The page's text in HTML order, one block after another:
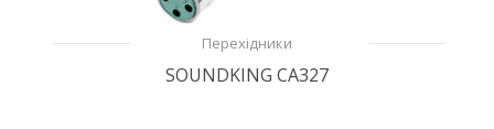
Перехідники
SOUNDKING CA327